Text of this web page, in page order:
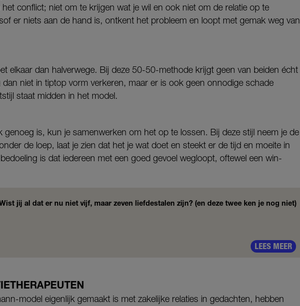
conflict; niet om te krijgen wat je wil en ook niet om de relatie op te
er niets aan de hand is, ontkent het probleem en loopt met gemak weg van
elkaar dan halverwege. Bij deze 50-50-methode krijgt geen van beiden écht
dan niet in tiptop vorm verkeren, maar er is ook geen onnodige schade
staat midden in het model.
genoeg is, kun je samenwerken om het op te lossen. Bij deze stijl neem je de
de loep, laat je zien dat het je wat doet en steekt er de tijd en moeite in
is dat iedereen met een goed gevoel wegloopt, oftewel een win-
jij al dat er nu niet vijf, maar zeven liefdestalen zijn? (en deze twee ken je nog niet)
LEES MEER
model eigenlijk gemaakt is met zakelijke relaties in gedachten, hebben